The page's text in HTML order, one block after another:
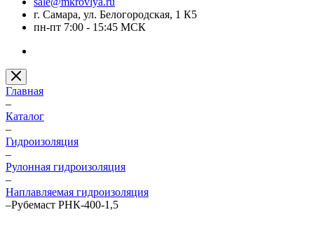
г. Самара, ул. Белогородская, 1 К5
пн-пт 7:00 - 15:45 МСК
Главная
–
Каталог
–
Гидроизоляция
–
Рулонная гидроизоляция
–
Наплавляемая гидроизоляция
–Рубемаст РНК-400-1,5